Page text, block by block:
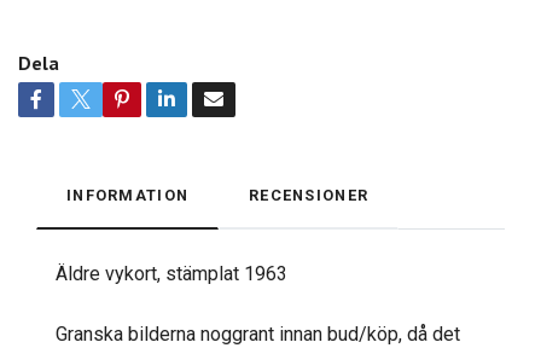
Dela
INFORMATION RECENSIONER
Äldre vykort, stämplat 1963
Granska bilderna noggrant innan bud/köp, då det